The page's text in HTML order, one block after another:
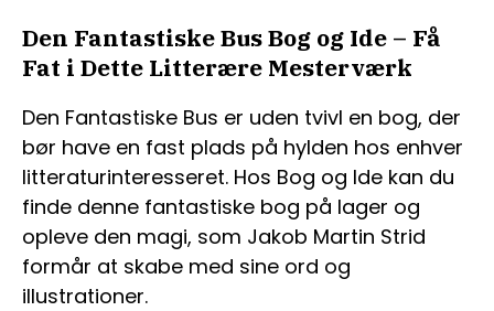
Den Fantastiske Bus Bog og Ide – Få
Fat i Dette Litterære Mesterværk
Den Fantastiske Bus er uden tvivl en bog, der
bør have en fast plads på hylden hos enhver
litteraturinteresseret. Hos Bog og Ide kan du
finde denne fantastiske bog på lager og
opleve den magi, som Jakob Martin Strid
formår at skabe med sine ord og
illustrationer.